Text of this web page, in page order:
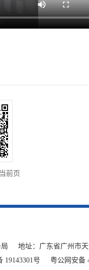
前页
地址：广东省广州市
19143301号 粤公网安备